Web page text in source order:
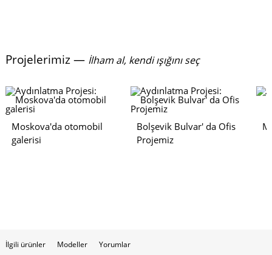
Projelerimiz — İlham al, kendi ışığını seç
Moskova'da otomobil
galerisi
Bolşevik Bulvar' da Ofis
Projemiz
İlgili ürünler Modeller Yorumlar